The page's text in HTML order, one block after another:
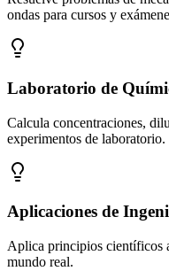
ondas para cursos y
Laboratorio de
Calcula concentraciones,
experimentos de laboratorio.
Aplicaciones de
Aplica principios científicos
mundo real.